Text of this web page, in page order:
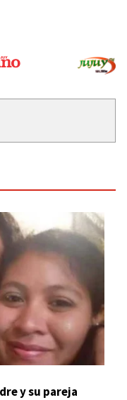
y su pareja